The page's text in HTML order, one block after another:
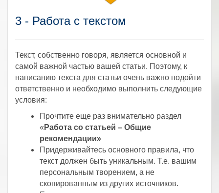
3 - Работа с текстом
Текст, собственно говоря, является основной и
самой важной частью вашей статьи. Поэтому, к
написанию текста для статьи очень важно подойти
ответственно и необходимо выполнить следующие
условия:
Прочтите еще раз внимательно раздел
« Работа со статьей – Общие
рекомендации»
Придерживайтесь основного правила, что
текст должен быть уникальным. Т.е. вашим
персональным творением, а не
скопированным из других источников.